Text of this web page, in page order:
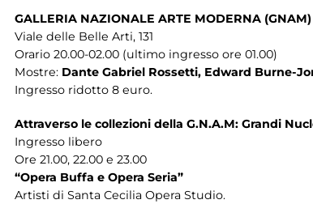
GALLERIA NAZIONALE ARTE MODERNA (GNAM)
Viale delle Belle Arti, 131
Orario 20.00-02.00 (ultimo ingresso ore 01.00)
Mostre: Dante Gabriel Rossetti, Edward Burne-
Ingresso ridotto 8 euro.
Attraverso le collezioni della G.N.A.M: Grandi
Ingresso libero
Ore 21.00, 22.00 e 23.00
“Opera Buffa e Opera Seria”
Artisti di Santa Cecilia Opera Studio.